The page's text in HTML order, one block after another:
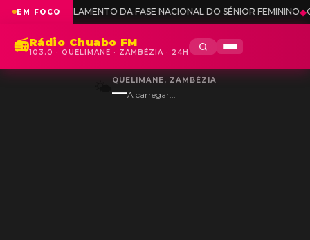
EM FOCO
DA FASE NACIONAL DO SÉNIOR FEMININO◆OJM ANALISA DESAFIOS
📻Rádio Chuabo FM
103.0 · QUELIMANE · ZAMBÉZIA · 24H
QUELIMANE, ZAMBÉZIA
—A carregar...